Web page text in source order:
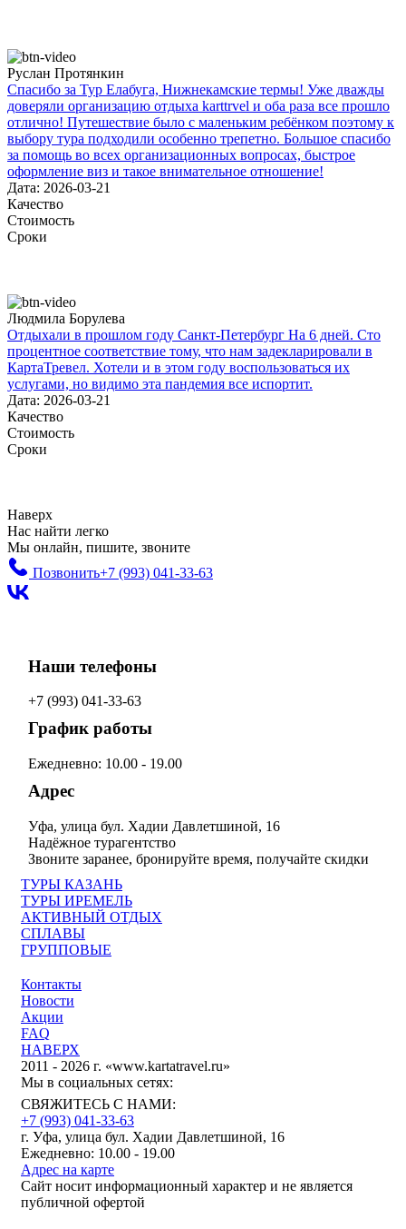
Руслан Протянкин
Спасибо за Тур Елабуга, Нижнекамские термы! Уже дважды
доверяли организацию отдыха karttrvel и оба раза все прошло
отлично! Путешествие было с маленьким ребёнком поэтому к
выбору тура подходили особенно трепетно. Большое спасибо
за помощь во всех организационных вопросах, быстрое
оформление виз и такое внимательное отношение!
Дата: 2026-03-21
Качество
Стоимость
Сроки
Людмила Борулева
Отдыхали в прошлом году Санкт-Петербург На 6 дней. Сто
процентное соответствие тому, что нам задекларировали в
КартаТревел. Хотели и в этом году воспользоваться их
услугами, но видимо эта пандемия все испортит.
Дата: 2026-03-21
Качество
Стоимость
Сроки
Наверх
Нас найти легко
Мы онлайн, пишите, звоните
Позвонить+7 (993) 041-33-63
Наши телефоны
+7 (993) 041-33-63
График работы
Ежедневно: 10.00 - 19.00
Адрес
Уфа, улица бул. Хадии Давлетшиной, 16
Надёжное турагентство
Звоните заранее, бронируйте время, получайте скидки
Контакты
Новости
Акции
FAQ
НАВЕРХ
2011 - 2026 г. «www.kartatravel.ru»
ТУРЫ КАЗАНЬ
ТУРЫ ИРЕМЕЛЬ
АКТИВНЫЙ ОТДЫХ
СПЛАВЫ
ГРУППОВЫЕ
Мы в социальных сетях:
СВЯЖИТЕСЬ С НАМИ:
+7 (993) 041-33-63
г. Уфа, улица бул. Хадии Давлетшиной, 16
Ежедневно: 10.00 - 19.00
Адрес на карте
Сайт носит информационный характер и не является
публичной офертой